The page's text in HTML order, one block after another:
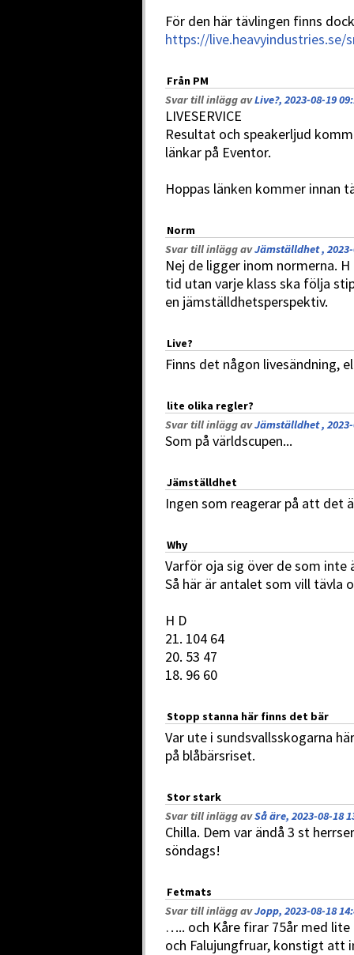
För den här tävlingen finns
https://live.heavyindustries.se/
Från PM
Svar till inlägg avLive?, 2023-08-19
LIVESERVICE
Resultat och speakerljud
länkar på Eventor.
Hoppas länken kommer innan
Norm
Svar till inlägg avJämställdhet , 2023-
Nej de ligger inom normerna.
tid utan varje klass ska följa
en jämställdhetsperspektiv.
Live?
Finns det någon livesändning,
lite olika regler?
Svar till inlägg avJämställdhet , 2023-
Som på världscupen...
Jämställdhet
Ingen som reagerar på att det
Why
Varför oja sig över de som inte
Så här är antalet som vill tävla
H D
21. 104 64
20. 53 47
18. 96 60
Stopp stanna här finns det bär
Var ute i sundsvallsskogarna
på blåbärsriset.
Stor stark
Svar till inlägg avSå äre, 2023-08-18
Chilla. Dem var ändå 3 st
söndags!
Fetmats
Svar till inlägg avJopp, 2023-08-18
….. och Kåre firar 75år med
och Falujungfruar, konstigt att